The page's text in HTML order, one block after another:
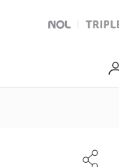
NOL 트리플